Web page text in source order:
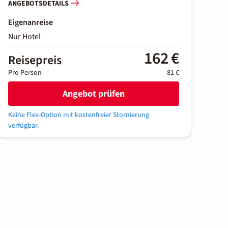
ANGEBOTSDETAILS
Eigenanreise
Nur Hotel
Reisepreis 162 €
Pro Person 81 €
Angebot prüfen
Keine Flex-Option mit kostenfreier Stornierung
verfügbar.